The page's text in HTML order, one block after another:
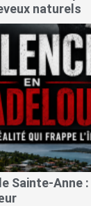
naturels
Sainte-Anne